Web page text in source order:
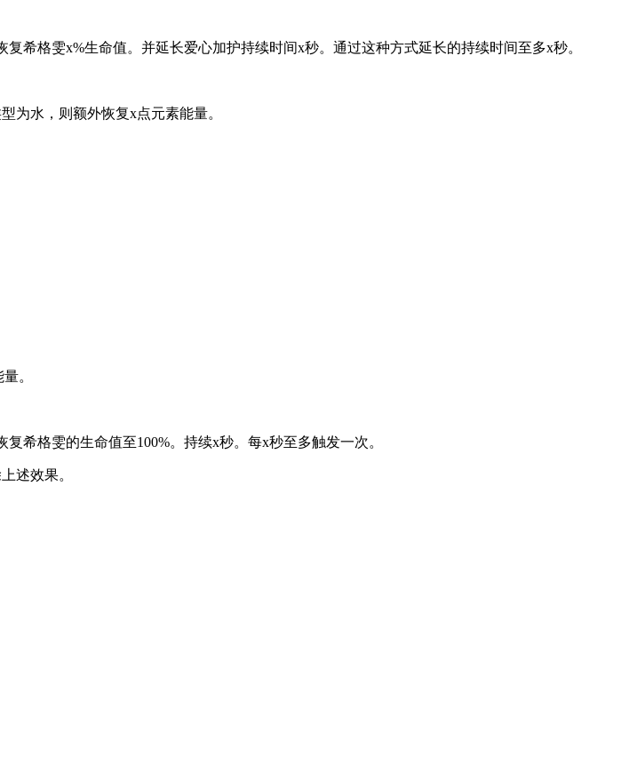
格雯x%生命值。并延长爱心加护持续时间x秒。通过这种方式延长的持续时间至多x秒。
水，则额外恢复x点元素能量。
。
格雯的生命值至100%。持续x秒。每x秒至多触发一次。
述效果。